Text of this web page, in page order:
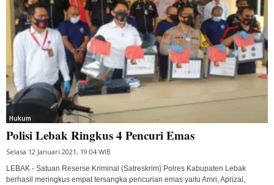
Hukum
Polisi Lebak Ringkus 4 Pencuri Emas
Selasa 12 Januari 2021, 19:04 WIB
LEBAK - Satuan Reserse Kriminal (Satreskrim) Polres Kabupaten Lebak
berhasil meringkus empat tersangka pencurian emas yaitu Amri, Aprizal,